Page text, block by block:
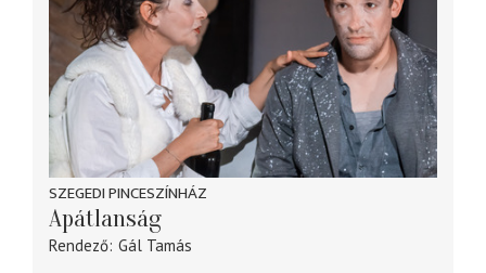
SZEGEDI PINCESZÍNHÁZ
Apátlanság
Rendező Gál Tamás